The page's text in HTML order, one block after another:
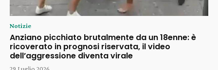
Notizie
Anziano picchiato brutalmente da un 18enne: è
ricoverato in prognosi riservata, il video
dell’aggressione diventa virale
29 Luglio 2026